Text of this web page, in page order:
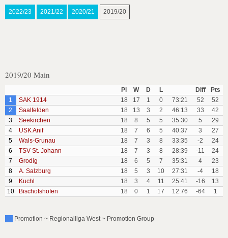
2022/23 2021/22 2020/21 2019/20
2019/20 Main
Pl W D L Diff
Pts
1
SAK 1914 18 17 1 0 73:21 52
52
2
Saalfelden 18 13 3 2 46:13 33
42
3
Seekirchen 18 8 5 5 35:30 5
29
4
USK Anif 18 7 6 5 40:37 3
27
5
Wals-Grunau 18 7 3 8 33:35 -2
24
6
TSV St. Johann 18 7 3 8 28:39 -11
24
7
Grodig 18 6 5 7 35:31 4
23
8
A. Salzburg 18 5 3 10 27:31 -4
18
9
Kuchl 18 3 4 11 25:41 -16
13
10
Bischofshofen 18 0 1 17 12:76 -64 1
Promotion ~ Regionalliga West ~ Promotion Group